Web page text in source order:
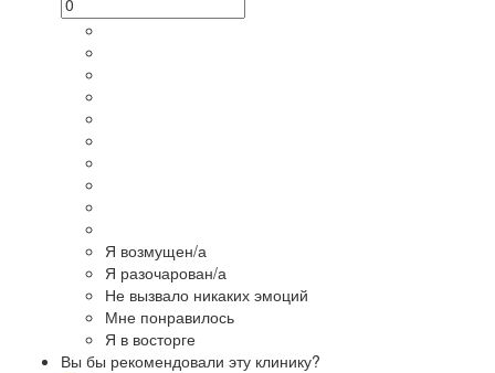
Я возмущен/а
Я разочарован/а
Не вызвало никаких эмоций
Мне понравилось
Я в восторге
Вы бы рекомендовали эту клинику?